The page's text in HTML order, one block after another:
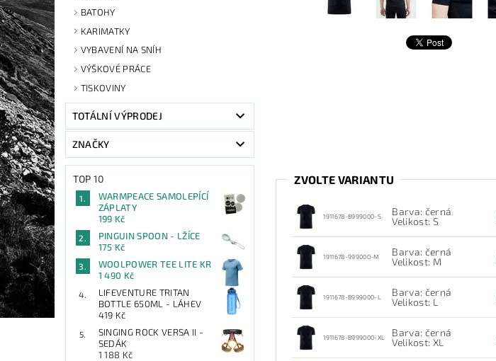
BATOHY
KARIMATKY
VYBAVENÍ NA SNÍH
VÝŠKOVÉ PRÁCE
TISKOVINY
TOTÁLNÍ VÝPRODEJ
ZNAČKY
TOP 10
WARMPEACE SAMOLEPÍCÍ
ZÁPLATY
199 Kč
PINGUIN SPOON - LŽÍCE
175 Kč
WOOLPOWER TEE LITE KR
1 490 Kč
LIFEVENTURE TRITAN
BOTTLE 650ML - LÁHEV
419 Kč
SINGING ROCK VERSA II -
SEDÁK
1 188 Kč
ZVOLTE VARIANTU
1911678-B999000-S
Barva: černá
Velikost: S
1911678-999000-M
Barva: černá
Velikost: M
1911678-B999000-L
Barva: černá
Velikost: L
1911678-B999000-XL
Barva: černá
Velikost: XL